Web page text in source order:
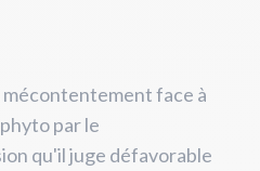
mécontentement face à
par le
qu'il juge défavorable